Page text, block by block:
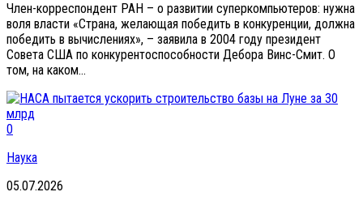
Член-корреспондент РАН – о развитии суперкомпьютеров: нужна
воля власти «Страна, желающая победить в конкуренции, должна
победить в вычислениях», – заявила в 2004 году президент
Совета США по конкурентоспособности Дебора Винс-Смит. О
том, на каком...
0
Наука
05.07.2026